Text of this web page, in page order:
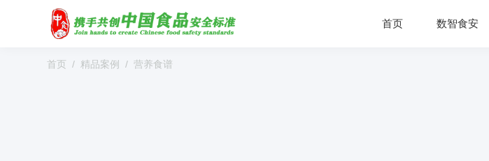
首页 数智食安
首页 精品案例 营养食谱